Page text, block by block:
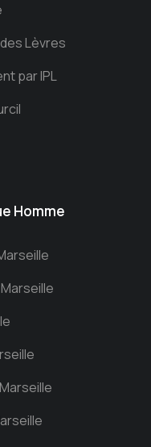
Lèvres
par IPL
Homme